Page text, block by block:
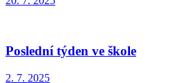
Poslední týden ve škole
2. 7. 2025